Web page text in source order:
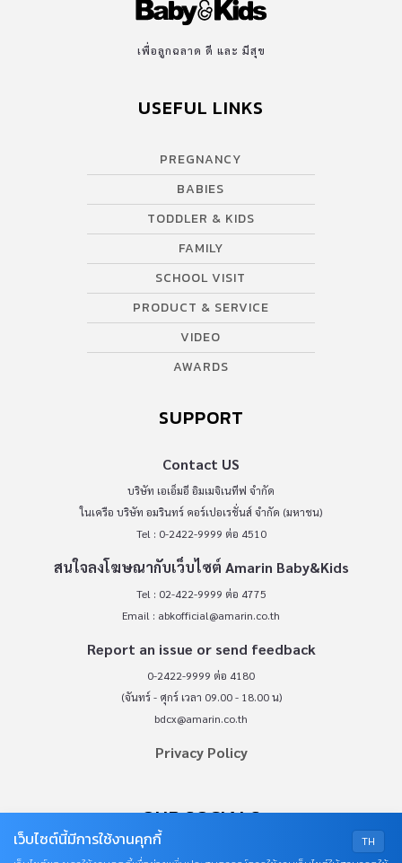
ตัวจิ๋วอีกด้วย แถมยังสามารถพกพาไปทานได้ทุกที่ เครื่องปรุง ปลา
ข้าวสารทอด ปริมาณตามชอบ ถั่วดิบ อาทิเช่น วอลนัท, อัลมอนด์
เพื่อลูกฉลาด ดี และ มีสุข
USEFUL LINKS
PREGNANCY
BABIES
TODDLER & KIDS
FAMILY
SCHOOL VISIT
PRODUCT & SERVICE
VIDEO
AWARDS
SUPPORT
Contact US
บริษัท เอเอ็มอี อิมเมจิเนทีฟ จำกัด
ในเครือ บริษัท อมรินทร์ คอร์เปอเรชั่นส์ จำกัด (มหาชน)
Tel : 0-2422-9999 ต่อ 4510
สนใจลงโฆษณากับเว็บไซต์ Amarin Baby&Kids
Tel : 02-422-9999 ต่อ 4775
Email : abkofficial@amarin.co.th
Report an issue or send feedback
0-2422-9999 ต่อ 4180
(จันทร์ - ศุกร์ เวลา 09.00 - 18.00 น)
bdcx@amarin.co.th
Privacy Policy
OUR SOCIALS
TH
เว็บไซต์นี้มีการใช้งานคุกกี้